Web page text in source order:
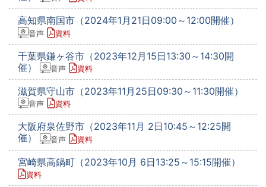
高知県南国市（2024年1月21日09:00～12:00開催）
音声 資料
千葉県鎌ヶ谷市（2023年12月15日13:30～14:30開
催）
音声 資料
滋賀県守山市（2023年11月25日09:30～11:30開催）
音声 資料
大阪府泉佐野市（2023年11月 2日10:45～12:25開
催）
音声 資料
宮崎県高鍋町（2023年10月 6日13:25～15:15開催）
資料